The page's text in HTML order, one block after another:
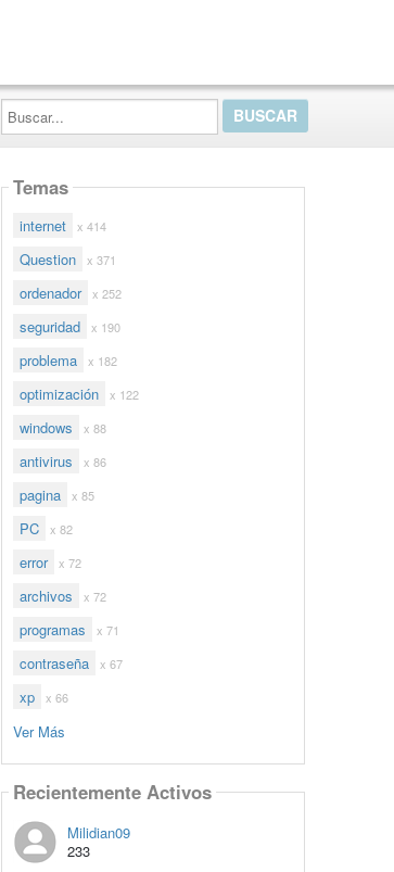
Buscar...
Temas
internet x 414
Question x 371
ordenador x 252
seguridad x 190
problema x 182
optimización x 122
windows x 88
antivirus x 86
pagina x 85
PC x 82
error x 72
archivos x 72
programas x 71
contraseña x 67
xp x 66
Ver Más
Recientemente Activos
Milidian09
233